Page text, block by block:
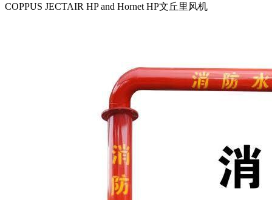
COPPUS JECTAIR HP and Hornet HP文丘里风机